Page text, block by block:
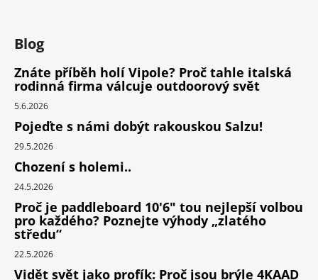
Blog
Znáte příběh holí Vipole? Proč tahle italská
rodinná firma válcuje outdoorový svět
5.6.2026
Pojeďte s námi dobýt rakouskou Salzu!
29.5.2026
Chození s holemi..
24.5.2026
Proč je paddleboard 10'6" tou nejlepší volbou
pro každého? Poznejte výhody „zlatého
středu“
22.5.2026
Vidět svět jako profík: Proč jsou brýle 4KAAD